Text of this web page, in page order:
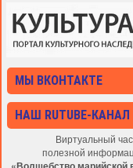
МЫ ВКОНТАКТЕ
НАШ RUTUBE-КАНАЛ
Виртуальный час
полезной